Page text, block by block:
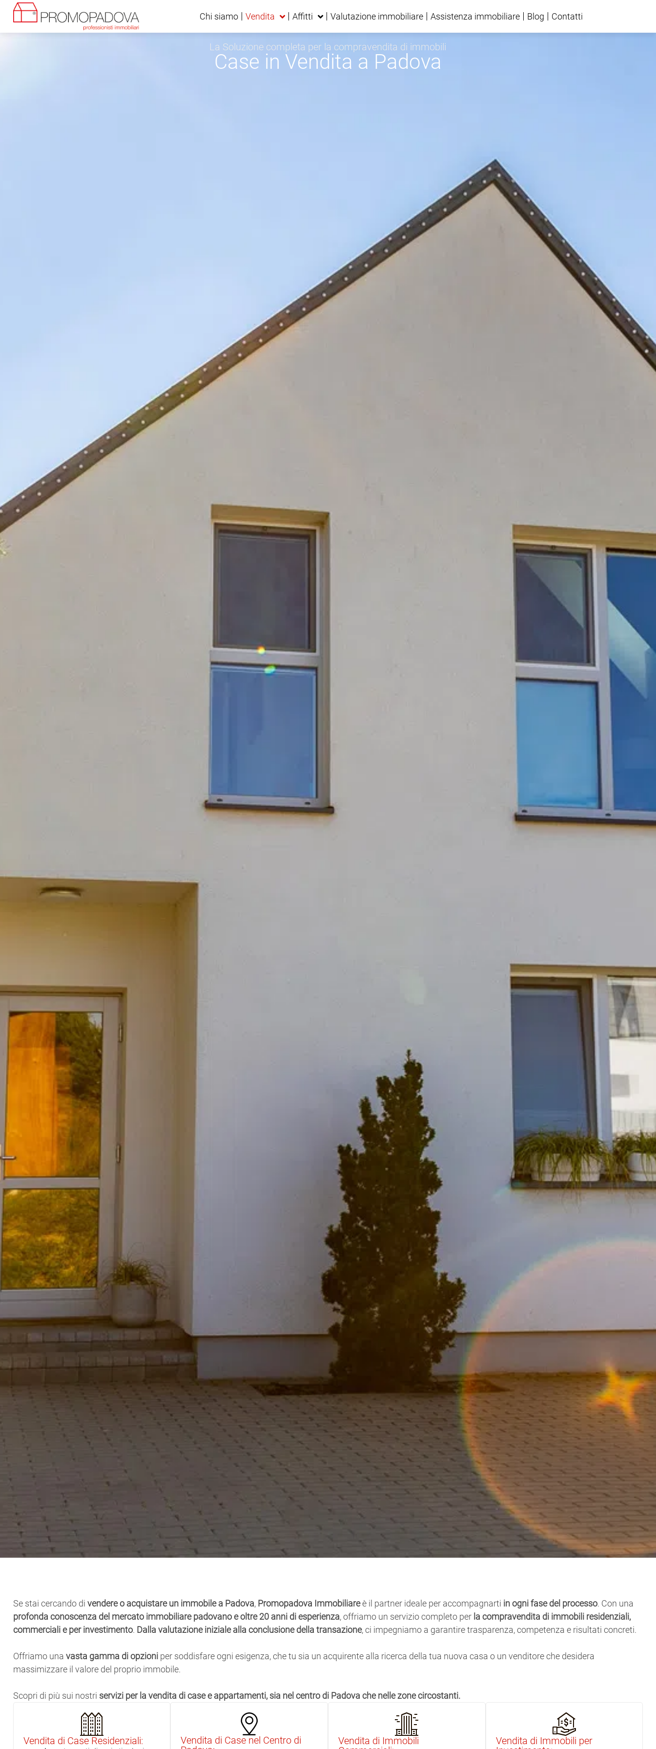
Chi siamo Vendita Affitti Valutazione immobiliare Assistenza immobiliare Blog Contatti
La Soluzione completa per la compravendita di immobili
Case in Vendita a Padova
Se stai cercando di vendere o acquistare un immobile a Padova, Promopadova Immobiliareè il partner ideale per accompagnarti in ogni fase del processo. Con una
profonda conoscenza del mercato immobiliare padovano e oltre 20 anni di esperienza, offriamo un servizio completo per la compravendita di immobili residenziali,
commerciali e per investimento. Dalla valutazione iniziale alla conclusione della transazione, ci impegniamo a garantire trasparenza, competenza e risultati concreti.
Offriamo una vasta gamma di opzioni per soddisfare ogni esigenza, che tu sia un acquirente alla ricerca della tua nuova casa o un venditore che desidera
massimizzare il valore del proprio immobile.
Scopri di più sui nostri servizi per la vendita di case e appartamenti, sia nel centro di Padova che nelle zone circostanti.
Vendita di Case Residenziali:
Vendita di Case nel Centro di
Vendita di Immobili
Vendita di Immobili per